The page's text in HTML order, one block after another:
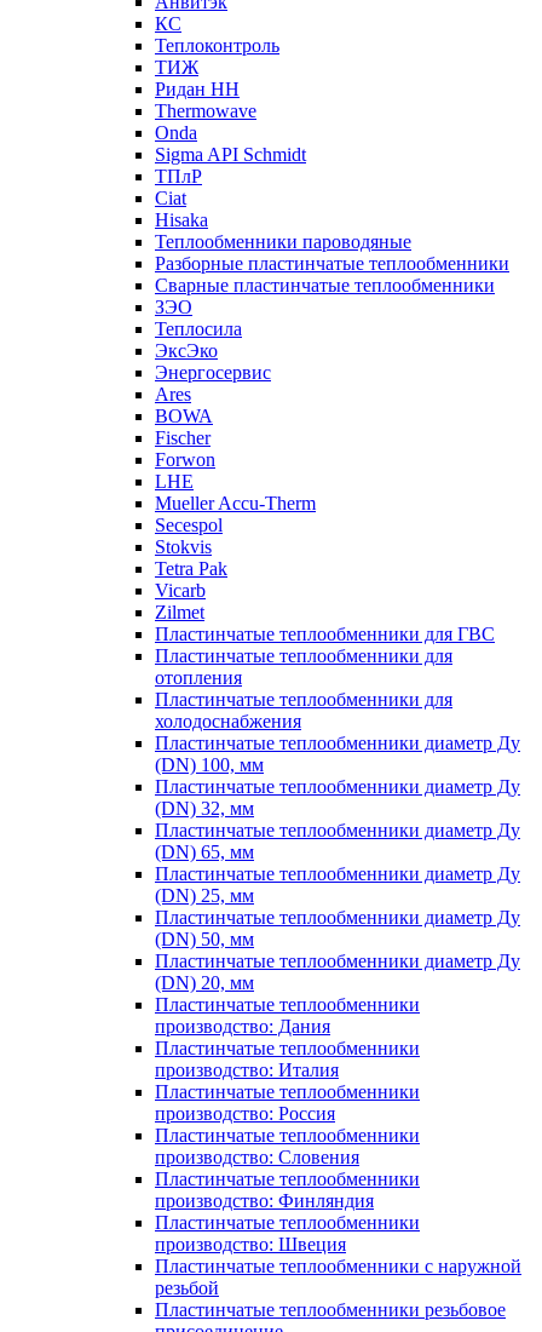
КС
Теплоконтроль
ТИЖ
Ридан НН
Thermowave
Onda
Sigma API Schmidt
ТПлР
Ciat
Hisaka
Теплообменники пароводяные
Разборные пластинчатые теплообменники
Сварные пластинчатые теплообменники
ЗЭО
Теплосила
ЭксЭко
Энергосервис
Ares
BOWA
Fischer
Forwon
LHE
Mueller Accu-Therm
Secespol
Stokvis
Tetra Pak
Vicarb
Zilmet
Пластинчатые теплообменники для ГВС
Пластинчатые теплообменники для
отопления
Пластинчатые теплообменники для
холодоснабжения
Пластинчатые теплообменники диаметр Ду
(DN) 100, мм
Пластинчатые теплообменники диаметр Ду
(DN) 32, мм
Пластинчатые теплообменники диаметр Ду
(DN) 65, мм
Пластинчатые теплообменники диаметр Ду
(DN) 25, мм
Пластинчатые теплообменники диаметр Ду
(DN) 50, мм
Пластинчатые теплообменники диаметр Ду
(DN) 20, мм
Пластинчатые теплообменники
производство: Дания
Пластинчатые теплообменники
производство: Италия
Пластинчатые теплообменники
производство: Россия
Пластинчатые теплообменники
производство: Словения
Пластинчатые теплообменники
производство: Финляндия
Пластинчатые теплообменники
производство: Швеция
Пластинчатые теплообменники с наружной
резьбой
Пластинчатые теплообменники резьбовое